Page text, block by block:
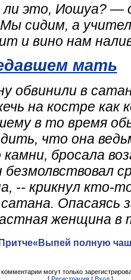
это, Иошуа? —
сидим, а
и вино нам
мать
обвинили в
на костре как
в то время
что она
бросала
безмолвствовал
-- крикнул кто-
Опасаясь
женщина в
полную
могут только